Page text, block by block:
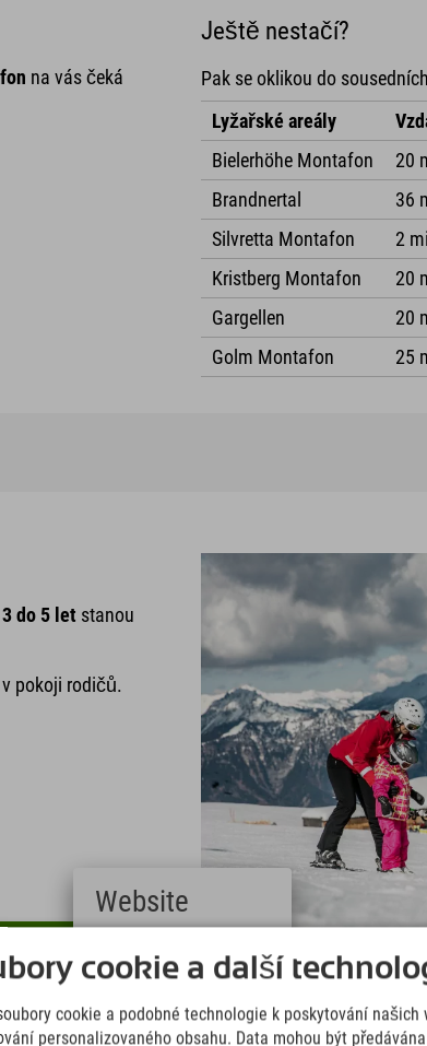
na vás čeká
Ještě nestačí?
Pak se oklikou do
Lyžařské areály
Bielerhöhe Montafon
20
Brandnertal
36
Silvretta Montafon
2
Kristberg Montafon
20
Gargellen
20
Golm Montafon
25
do 5 let stanou
pokoji rodičů.
cookie a další
cookie a podobné technologie k poskytování našich
personalizovaného obsahu. Data mohou být
Website
Deutsch
(German)
(English)
Italiano